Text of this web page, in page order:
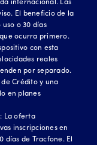
internacional. Las
El beneficio de la
o 30 días
que ocurra primero.
con esta
reales
por separado.
Crédito y una
en planes
La oferta
inscripciones en
días de Tracfone. El